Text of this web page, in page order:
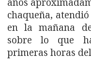
chaqueña,
en la mañana
sobre lo que
primeras horas